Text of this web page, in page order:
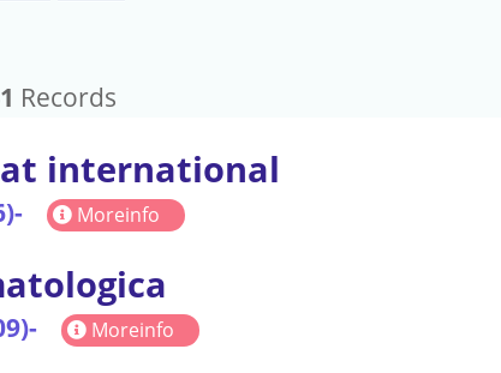
Records
international
Moreinfo
Moreinfo